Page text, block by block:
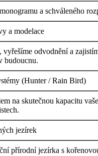
a schváleného
a modelace
odvodnění a
budoucnu.
(Hunter / Rain Bird)
na skutečnou kapacitu
jezírek
přírodní jezírka s